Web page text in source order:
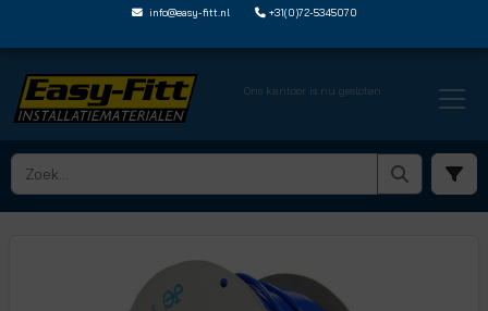
info@easy-fitt.nl +31(0)72-5345070
Ons kantoor is nu gesloten
HOME › POLYETHYLEEN PE BUIZEN › PE 0806 100M B